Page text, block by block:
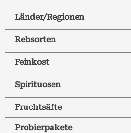
Länder/Regionen
Rebsorten
Feinkost
Spirituosen
Fruchtsäfte
Probierpakete